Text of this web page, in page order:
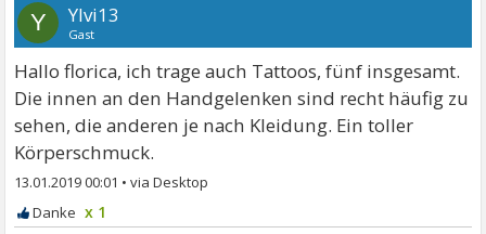
Y Ylvi13
Gast
Hallo florica, ich trage auch Tattoos, fünf insgesamt.
Die innen an den Handgelenken sind recht häufig zu
sehen, die anderen je nach Kleidung. Ein toller
Körperschmuck.
13.01.2019 00:01 •
x 1